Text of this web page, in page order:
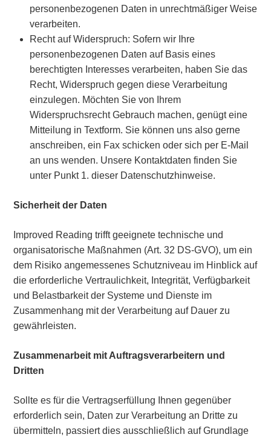
personenbezogenen Daten in unrechtmäßiger Weise
verarbeiten.
Recht auf Widerspruch: Sofern wir Ihre
personenbezogenen Daten auf Basis eines
berechtigten Interesses verarbeiten, haben Sie das
Recht, Widerspruch gegen diese Verarbeitung
einzulegen. Möchten Sie von Ihrem
Widerspruchsrecht Gebrauch machen, genügt eine
Mitteilung in Textform. Sie können uns also gerne
anschreiben, ein Fax schicken oder sich per E-Mail
an uns wenden. Unsere Kontaktdaten finden Sie
unter Punkt 1. dieser Datenschutzhinweise.
Sicherheit der Daten
Improved Reading trifft geeignete technische und
organisatorische Maßnahmen (Art. 32 DS-GVO), um ein
dem Risiko angemessenes Schutzniveau im Hinblick auf
die erforderliche Vertraulichkeit, Integrität, Verfügbarkeit
und Belastbarkeit der Systeme und Dienste im
Zusammenhang mit der Verarbeitung auf Dauer zu
gewährleisten.
Zusammenarbeit mit Auftragsverarbeitern und
Dritten
Sollte es für die Vertragserfüllung Ihnen gegenüber
erforderlich sein, Daten zur Verarbeitung an Dritte zu
übermitteln, passiert dies ausschließlich auf Grundlage